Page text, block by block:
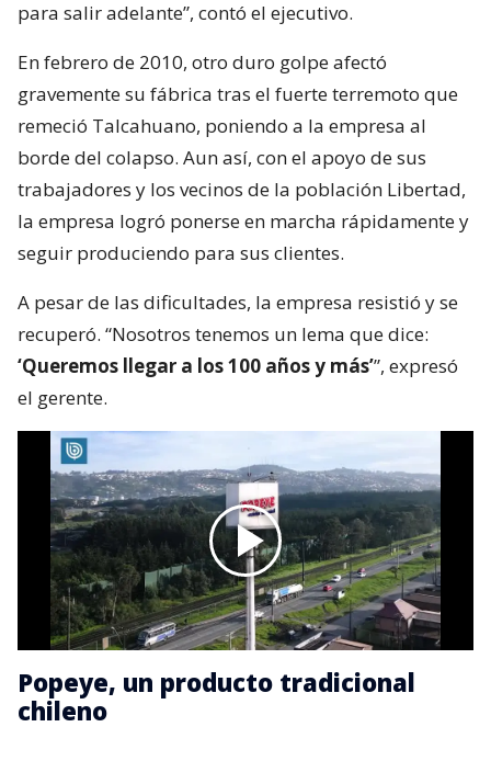
para salir adelante”, contó el ejecutivo.
En febrero de 2010, otro duro golpe afectó
gravemente su fábrica tras el fuerte terremoto que
remeció Talcahuano, poniendo a la empresa al
borde del colapso. Aun así, con el apoyo de sus
trabajadores y los vecinos de la población Libertad,
la empresa logró ponerse en marcha rápidamente y
seguir produciendo para sus clientes.
A pesar de las dificultades, la empresa resistió y se
recuperó. “Nosotros tenemos un lema que dice:
‘Queremos llegar a los 100 años y más’”, expresó
el gerente.
Popeye, un producto tradicional
chileno